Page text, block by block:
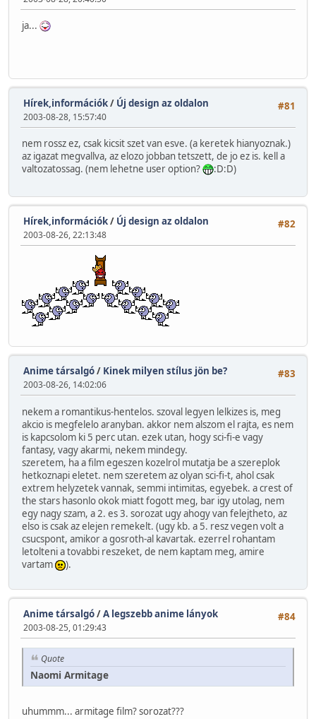
ja...
#81
Hírek,információk/ Új design az oldalon
2003-08-28, 15:57:40
nem rossz ez, csak kicsit szet van esve. (a keretek hianyoznak.)
az igazat megvallva, az elozo jobban tetszett, de jo ez is. kell a
valtozatossag. (nem lehetne user option?
:D:D)
#82
Hírek,információk/ Új design az oldalon
2003-08-26, 22:13:48
#83
Anime társalgó/ Kinek milyen stílus jön be?
2003-08-26, 14:02:06
nekem a romantikus-hentelos. szoval legyen lelkizes is, meg
akcio is megfelelo aranyban. akkor nem alszom el rajta, es nem
is kapcsolom ki 5 perc utan. ezek utan, hogy sci-fi-e vagy
fantasy, vagy akarmi, nekem mindegy.
szeretem, ha a film egeszen kozelrol mutatja be a szereplok
hetkoznapi eletet. nem szeretem az olyan sci-fi-t, ahol csak
extrem helyzetek vannak, semmi intimitas, egyebek. a crest of
the stars hasonlo okok miatt fogott meg, bar igy utolag, nem
egy nagy szam, a 2. es 3. sorozat ugy ahogy van felejtheto, az
elso is csak az elejen remekelt. (ugy kb. a 5. resz vegen volt a
csucspont, amikor a gosroth-al kavartak. ezerrel rohantam
letolteni a tovabbi reszeket, de nem kaptam meg, amire
vartam
).
#84
Anime társalgó/A legszebb anime lányok
2003-08-25, 01:29:43
Quote
Naomi Armitage
uhummm... armitage film? sorozat???